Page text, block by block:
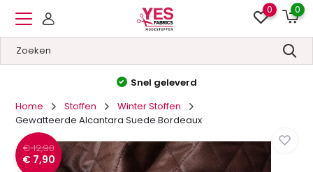
0 0
Hoge kwaliteit
Home
Stoffen
Winter Stoffen
Gewatteerde Alcantara Suede Bordeaux
€ 12,90
€ 7,90